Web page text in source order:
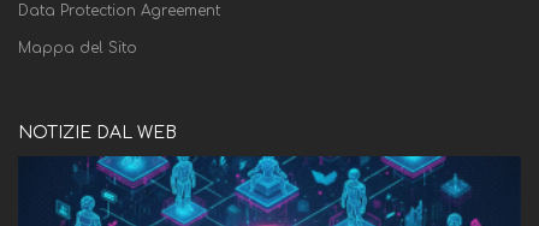
Data Protection Agreement
Mappa del Sito
NOTIZIE DAL WEB